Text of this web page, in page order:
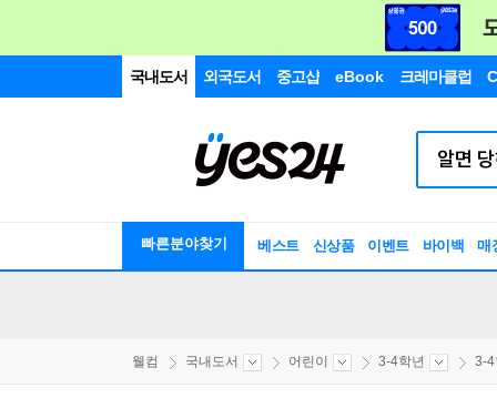
국내도서 외국도서 중고샵 eBook 크레마클럽
빠른분야찾기 베스트 신상품 이벤트 바이백 매
웰컴 국내도서 어린이 3-4학년 3-4